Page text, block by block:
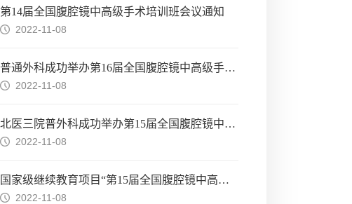
第14届全国腹腔镜中高级手术培训班会议通知
2022-11-08
普通外科成功举办第16届全国腹腔镜中高级手术培训班
2022-11-08
北医三院普外科成功举办第15届全国腹腔镜中高级手术培训班
2022-11-08
国家级继续教育项目“第15届全国腹腔镜中高级手术培训班”会议通知
2022-11-08